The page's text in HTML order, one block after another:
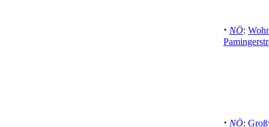
· NÖ:
· NÖ: